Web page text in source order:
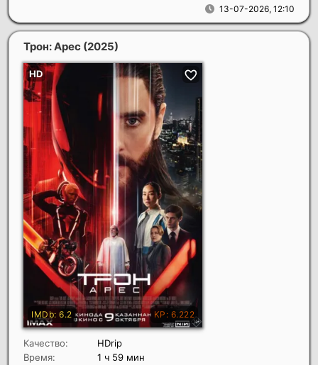
13-07-2026, 12:10
Трон: Арес (2025)
Качество:
HDrip
Время:
1 ч 59 мин